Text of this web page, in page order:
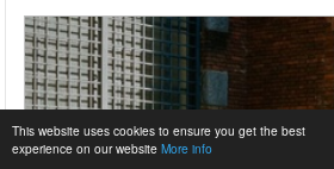
This website uses cookies to ensure you get the best
experience on our website More info